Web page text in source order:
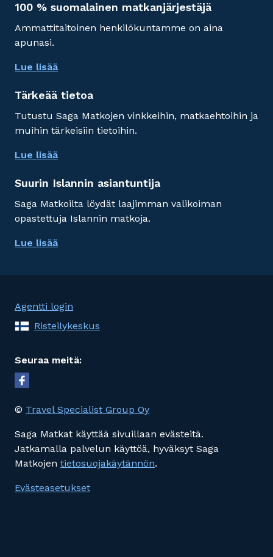
100 % suomalainen matkanjärjestäjä
Ammattitaitoinen henkilökuntamme on aina
apunasi.
Lue lisää
Tärkeää tietoa
Tutustu Saga Matkojen vinkkeihin, matkaehtoihin ja
muihin tärkeisiin tietoihin.
Lue lisää
Suurin Islannin asiantuntija
Saga Matkoilta löydät laajimman valikoiman
opastettuja Islannin matkoja.
Lue lisää
Agentti login
Risteilykeskus
Seuraa meitä:
© Travel Specialist Group Oy
Saga Matkat käyttää sivuillaan evästeitä.
Jatkamalla palvelun käyttöä, hyväksyt Saga
Matkojen tietosuojakäytännön.
Evästeasetukset